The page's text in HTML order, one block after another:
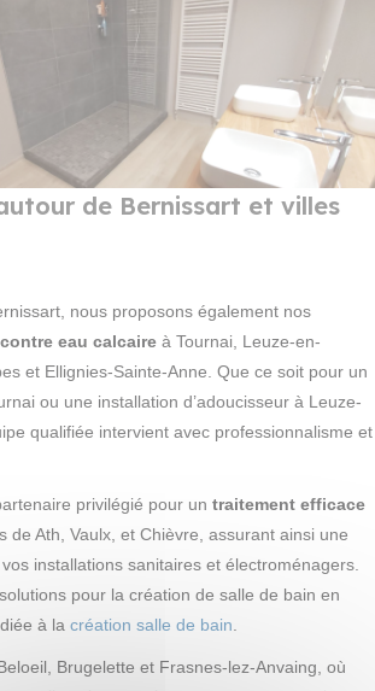
de Bernissart et villes
nous proposons également nos
eau calcaire à Tournai, Leuze-en-
et Ellignies-Sainte-Anne. Que ce soit pour un
ou une installation d’adoucisseur à Leuze-
qualifiée intervient avec professionnalisme et
privilégié pour un traitement efficace
de Ath, Vaulx, et Chièvre, assurant ainsi une
installations sanitaires et électroménagers.
pour la création de salle de bain en
à la création salle de bain.
Brugelette et Frasnes-lez-Anvaing, où